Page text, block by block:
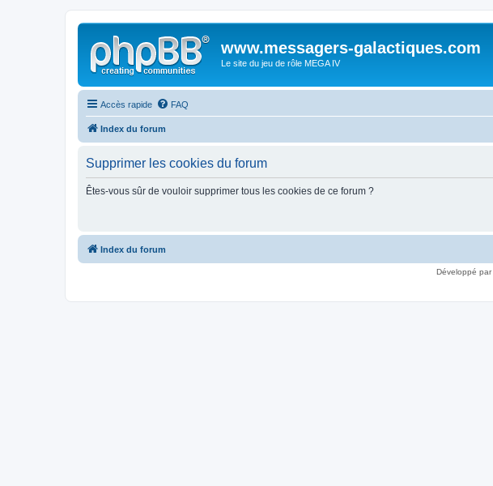
www.messagers-galactiques.com
Le site du jeu de rôle MEGA IV
Accès rapide FAQ
Index du forum
Supprimer les cookies du forum
Êtes-vous sûr de vouloir supprimer tous les cookies de ce forum ?
Index du forum
Développé par